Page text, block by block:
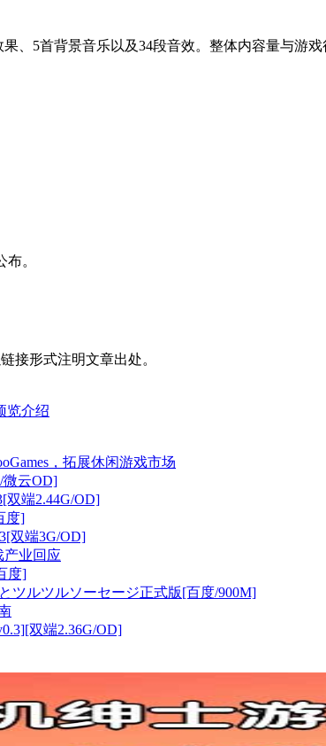
、5首背景音乐以及34段音效。整体内容量与游
。
接形式注明文章出处。
览介绍
，拓展休闲游戏市场
微云OD]
双端2.44G/OD]
度]
双端3G/OD]
产业回应
度]
ツルツルソーセージ正式版[百度/900M]
双端2.36G/OD]